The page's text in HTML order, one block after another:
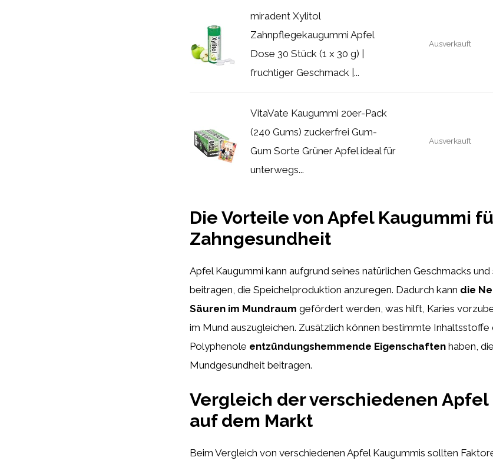
miradent Xylitol
Zahnpflegekaugummi Apfel
Dose 30 Stück (1 x 30 g) |
fruchtiger Geschmack |...
Ausverkauft
VitaVate Kaugummi 20er-Pack
(240 Gums) zuckerfrei Gum-
Gum Sorte Grüner Apfel ideal für
unterwegs...
Ausverkauft
Die Vorteile von Apfel Kaugummi
Zahngesundheit
Apfel Kaugummi kann aufgrund seines natürlichen Geschmacks
beitragen, die Speichelproduktion anzuregen. Dadurch kann die
Säuren im Mundraum gefördert werden, was hilft, Karies
im Mund auszugleichen. Zusätzlich können bestimmte Inhaltsstoffe
Polyphenole entzündungshemmende Eigenschaften haben,
Mundgesundheit beitragen.
Vergleich der verschiedenen Apfel
auf dem Markt
Beim Vergleich von verschiedenen Apfel Kaugummis sollten